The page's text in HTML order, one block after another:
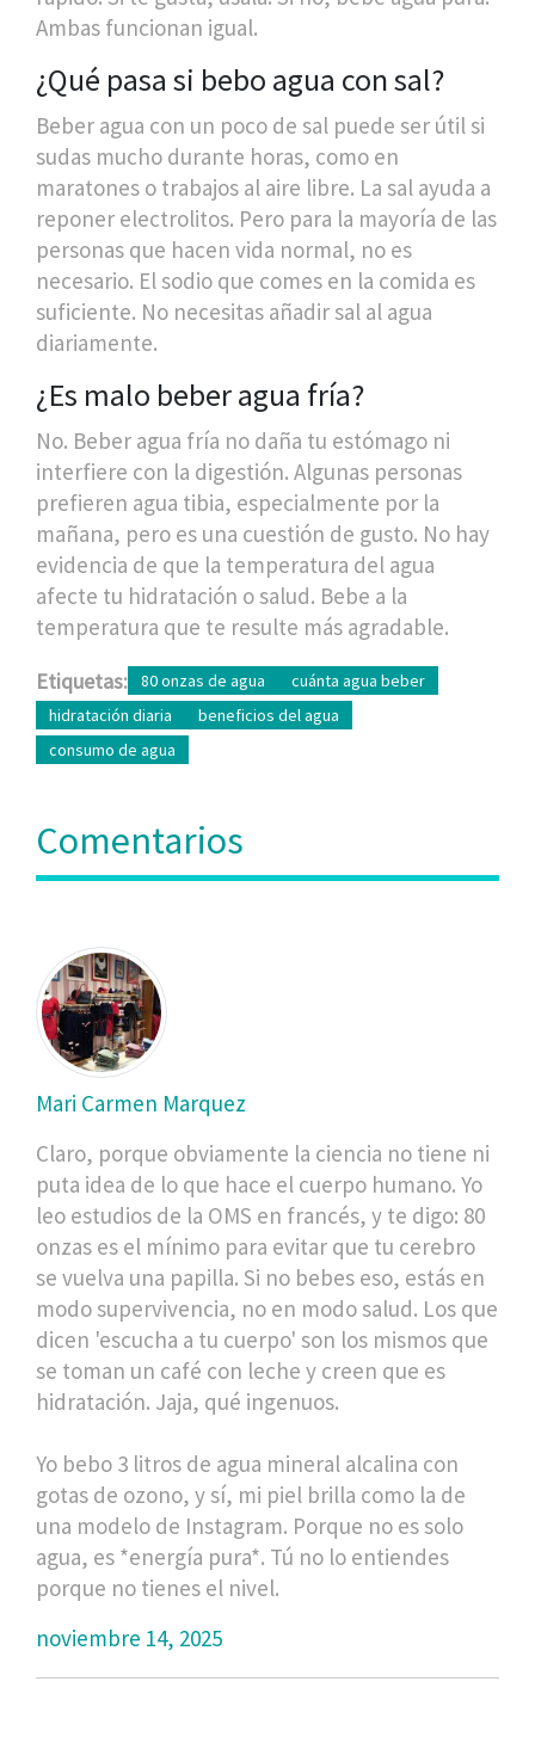
Ambas funcionan igual.
¿Qué pasa si bebo agua con sal?
Beber agua con un poco de sal puede ser útil si
sudas mucho durante horas, como en
maratones o trabajos al aire libre. La sal ayuda a
reponer electrolitos. Pero para la mayoría de las
personas que hacen vida normal, no es
necesario. El sodio que comes en la comida es
suficiente. No necesitas añadir sal al agua
diariamente.
¿Es malo beber agua fría?
No. Beber agua fría no daña tu estómago ni
interfiere con la digestión. Algunas personas
prefieren agua tibia, especialmente por la
mañana, pero es una cuestión de gusto. No hay
evidencia de que la temperatura del agua
afecte tu hidratación o salud. Bebe a la
temperatura que te resulte más agradable.
Etiquetas: 80 onzas de agua
cuánta agua beber
hidratación diaria
beneficios del agua
consumo de agua
Comentarios
Mari Carmen Marquez
Claro, porque obviamente la ciencia no tiene ni
puta idea de lo que hace el cuerpo humano. Yo
leo estudios de la OMS en francés, y te digo: 80
onzas es el mínimo para evitar que tu cerebro
se vuelva una papilla. Si no bebes eso, estás en
modo supervivencia, no en modo salud. Los que
dicen 'escucha a tu cuerpo' son los mismos que
se toman un café con leche y creen que es
hidratación. Jaja, qué ingenuos.
Yo bebo 3 litros de agua mineral alcalina con
gotas de ozono, y sí, mi piel brilla como la de
una modelo de Instagram. Porque no es solo
agua, es *energía pura*. Tú no lo entiendes
porque no tienes el nivel.
noviembre 14, 2025